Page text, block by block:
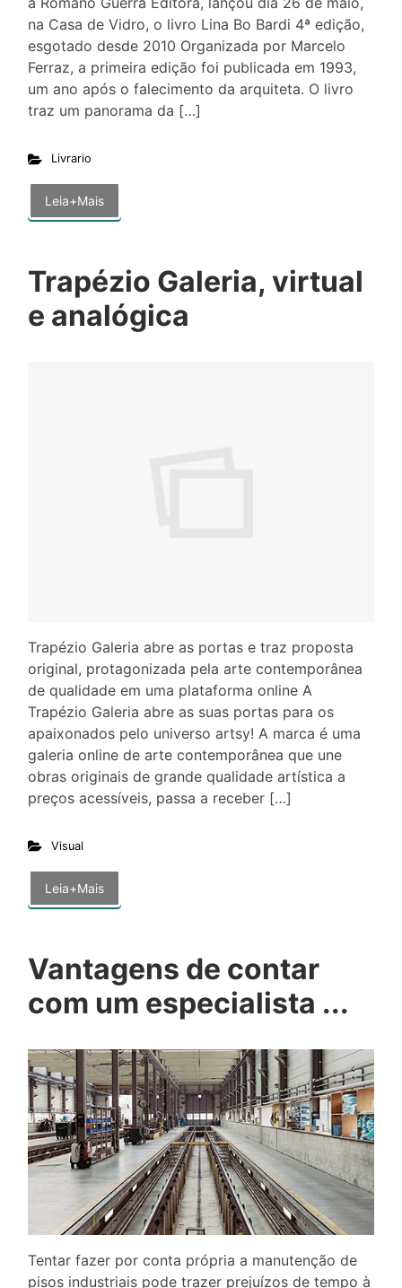
na Casa de Vidro, o livro Lina Bo Bardi 4ª edição,
esgotado desde 2010 Organizada por Marcelo
Ferraz, a primeira edição foi publicada em 1993,
um ano após o falecimento da arquiteta. O livro
traz um panorama da […]
Livrario
Leia+Mais
Trapézio Galeria, virtual
e analógica
Trapézio Galeria abre as portas e traz proposta
original, protagonizada pela arte contemporânea
de qualidade em uma plataforma online A
Trapézio Galeria abre as suas portas para os
apaixonados pelo universo artsy! A marca é uma
galeria online de arte contemporânea que une
obras originais de grande qualidade artística a
preços acessíveis, passa a receber […]
Visual
Leia+Mais
Vantagens de contar
com um especialista ...
Tentar fazer por conta própria a manutenção de
pisos industriais pode trazer prejuízos de tempo à